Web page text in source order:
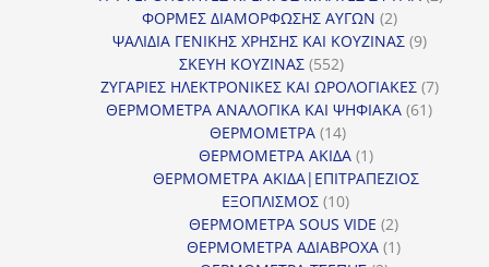
ΦΟΡΜΕΣ ΔΙΑΜΟΡΦΩΣΗΣ ΑΥΓΩΝ 22
προϊόντα
ΨΑΛΙΔΙΑ ΓΕΝΙΚΗΣ ΧΡΗΣΗΣ ΚΑΙ ΚΟΥΖΙΝΑΣ 99
ΣΚΕΥΗ ΚΟΥΖΙΝΑΣ 552552
προϊόντα
ΖΥΓΑΡΙΕΣ ΗΛΕΚΤΡΟΝΙΚΕΣ ΚΑΙ ΩΡΟΛΟΓΙΑΚΕΣ 77
ΘΕΡΜΟΜΕΤΡΑ ΑΝΑΛΟΓΙΚΑ ΚΑΙ ΨΗΦΙΑΚΑ 6161
ΘΕΡΜΟΜΕΤΡΑ 1414
προϊόντα
ΘΕΡΜΟΜΕΤΡΑ ΑΚΙΔΑ 11
προϊόν
ΘΕΡΜΟΜΕΤΡΑ ΑΚΙΔΑ|ΕΠΙΤΡΑΠΕΖΙΟΣ
ΕΞΟΠΛΙΣΜΟΣ 1010
προϊόντα
ΘΕΡΜΟΜΕΤΡΑ SOUS VIDE 22
προϊόντα
ΘΕΡΜΟΜΕΤΡΑ ΑΔΙΑΒΡΟΧΑ 11